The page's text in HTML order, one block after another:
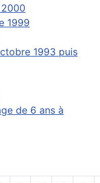
1999
1993 puis
de 6 ans à